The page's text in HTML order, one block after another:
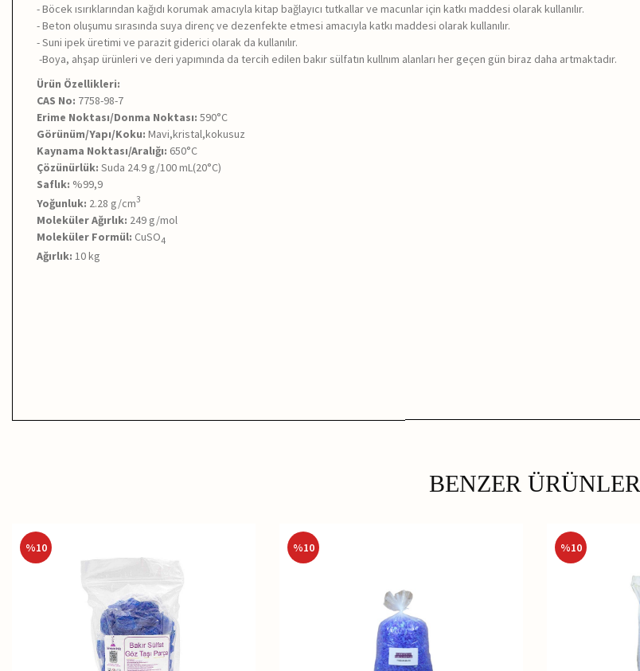
- Böcek ısırıklarından kağıdı korumak amacıyla kitap bağlayıcı tutkallar ve macunlar için katkı maddesi olarak kullanılır.
- Beton oluşumu sırasında suya direnç ve dezenfekte etmesi amacıyla katkı maddesi olarak kullanılır.
- Suni ipek üretimi ve parazit giderici olarak da kullanılır.
-Boya, ahşap ürünleri ve deri yapımında da tercih edilen bakır sülfatın kullnım alanları her geçen gün biraz daha artmaktadır.
Ürün Özellikleri:
CAS No: 7758-98-7
Erime Noktası/Donma Noktası: 590°C
Görünüm/Yapı/Koku: Mavi,kristal,kokusuz
Kaynama Noktası/Aralığı: 650°C
Çözünürlük: Suda 24.9 g/100 mL(20°C)
Saflık: %99,9
Yoğunluk: 2.28 g/cm3
Moleküler Ağırlık: 249 g/mol
Moleküler Formül: CuSO4
Ağırlık: 10 kg
BENZER ÜRÜNLER
%10 %10 %10